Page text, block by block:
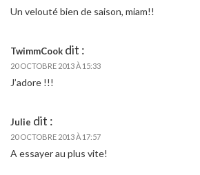
Un velouté bien de saison, miam!!
TwimmCook dit :
20 OCTOBRE 2013 À 15:33
J’adore !!!
Julie dit :
20 OCTOBRE 2013 À 17:57
A essayer au plus vite!